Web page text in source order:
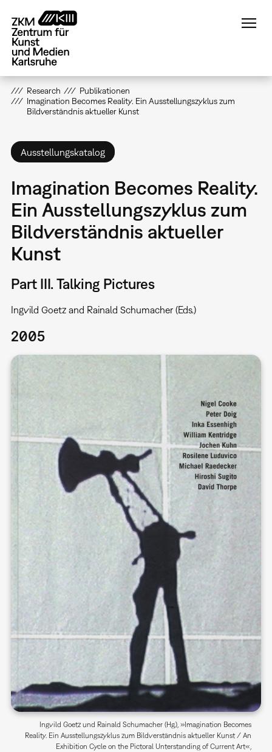
zum
Inhalt
Research
Publikationen
Imagination Becomes Reality. Ein Ausstellungszyklus zum
Bildverständnis aktueller Kunst
Ausstellungskatalog
Imagination Becomes Reality.
Ein Ausstellungszyklus zum
Bildverständnis aktueller
Kunst
Part III. Talking Pictures
Ingvild Goetz and Rainald Schumacher (Eds.)
2005
Ingvild Goetz und Rainald Schumacher (Hg.), »Imagination Becomes
Reality. Ein Ausstellungszyklus zum Bildverständnis aktueller Kunst / An
Exhibition Cycle on the Pictoral Unterstanding of Current Art«,